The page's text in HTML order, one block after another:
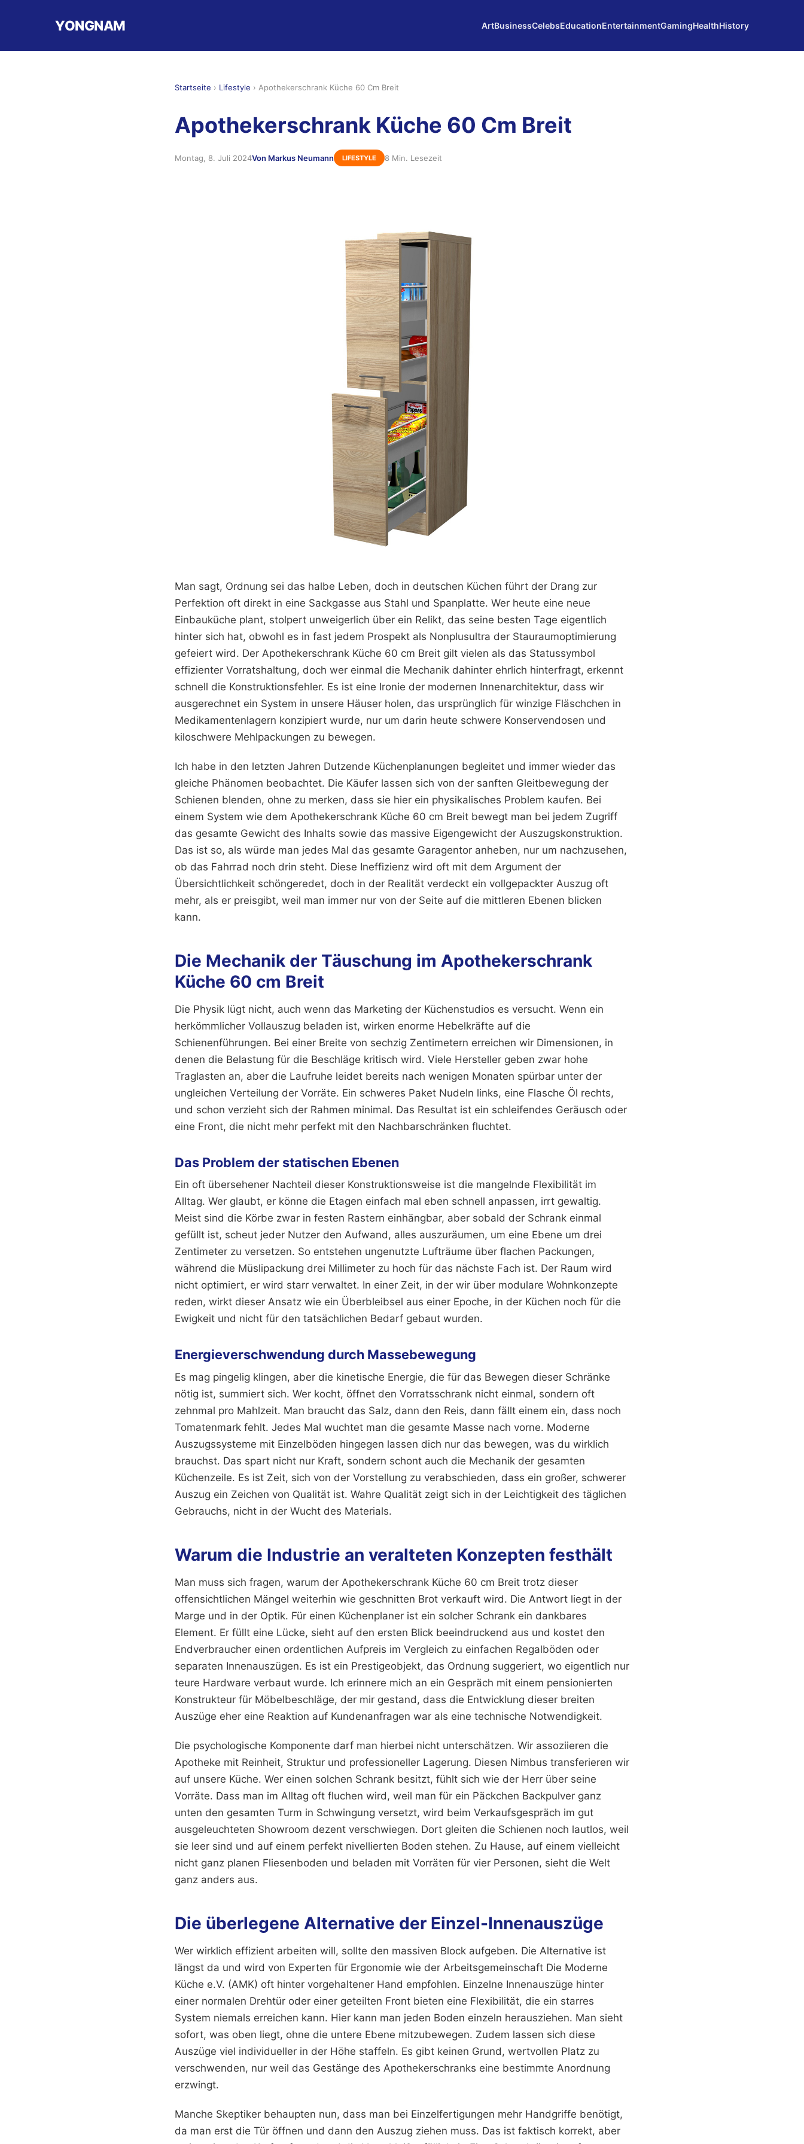
YONGNAM ArtBusinessCelebsEducationEntertainmentGamingHealthHistory
Startseite › Lifestyle › Apothekerschrank Küche 60 Cm Breit
Apothekerschrank Küche 60 Cm Breit
Montag, 8. Juli 2024Von Markus Neumann LIFESTYLE 8 Min. Lesezeit
Man sagt, Ordnung sei das halbe Leben, doch in deutschen Küchen führt der Drang zur
Perfektion oft direkt in eine Sackgasse aus Stahl und Spanplatte. Wer heute eine neue
Einbauküche plant, stolpert unweigerlich über ein Relikt, das seine besten Tage eigentlich
hinter sich hat, obwohl es in fast jedem Prospekt als Nonplusultra der Stauraumoptimierung
gefeiert wird. Der Apothekerschrank Küche 60 cm Breit gilt vielen als das Statussymbol
effizienter Vorratshaltung, doch wer einmal die Mechanik dahinter ehrlich hinterfragt, erkennt
schnell die Konstruktionsfehler. Es ist eine Ironie der modernen Innenarchitektur, dass wir
ausgerechnet ein System in unsere Häuser holen, das ursprünglich für winzige Fläschchen in
Medikamentenlagern konzipiert wurde, nur um darin heute schwere Konservendosen und
kiloschwere Mehlpackungen zu bewegen.
Ich habe in den letzten Jahren Dutzende Küchenplanungen begleitet und immer wieder das
gleiche Phänomen beobachtet. Die Käufer lassen sich von der sanften Gleitbewegung der
Schienen blenden, ohne zu merken, dass sie hier ein physikalisches Problem kaufen. Bei
einem System wie dem Apothekerschrank Küche 60 cm Breit bewegt man bei jedem Zugriff
das gesamte Gewicht des Inhalts sowie das massive Eigengewicht der Auszugskonstruktion.
Das ist so, als würde man jedes Mal das gesamte Garagentor anheben, nur um nachzusehen,
ob das Fahrrad noch drin steht. Diese Ineffizienz wird oft mit dem Argument der
Übersichtlichkeit schöngeredet, doch in der Realität verdeckt ein vollgepackter Auszug oft
mehr, als er preisgibt, weil man immer nur von der Seite auf die mittleren Ebenen blicken
kann.
Die Mechanik der Täuschung im Apothekerschrank
Küche 60 cm Breit
Die Physik lügt nicht, auch wenn das Marketing der Küchenstudios es versucht. Wenn ein
herkömmlicher Vollauszug beladen ist, wirken enorme Hebelkräfte auf die
Schienenführungen. Bei einer Breite von sechzig Zentimetern erreichen wir Dimensionen, in
denen die Belastung für die Beschläge kritisch wird. Viele Hersteller geben zwar hohe
Traglasten an, aber die Laufruhe leidet bereits nach wenigen Monaten spürbar unter der
ungleichen Verteilung der Vorräte. Ein schweres Paket Nudeln links, eine Flasche Öl rechts,
und schon verzieht sich der Rahmen minimal. Das Resultat ist ein schleifendes Geräusch oder
eine Front, die nicht mehr perfekt mit den Nachbarschränken fluchtet.
Das Problem der statischen Ebenen
Ein oft übersehener Nachteil dieser Konstruktionsweise ist die mangelnde Flexibilität im
Alltag. Wer glaubt, er könne die Etagen einfach mal eben schnell anpassen, irrt gewaltig.
Meist sind die Körbe zwar in festen Rastern einhängbar, aber sobald der Schrank einmal
gefüllt ist, scheut jeder Nutzer den Aufwand, alles auszuräumen, um eine Ebene um drei
Zentimeter zu versetzen. So entstehen ungenutzte Lufträume über flachen Packungen,
während die Müslipackung drei Millimeter zu hoch für das nächste Fach ist. Der Raum wird
nicht optimiert, er wird starr verwaltet. In einer Zeit, in der wir über modulare Wohnkonzepte
reden, wirkt dieser Ansatz wie ein Überbleibsel aus einer Epoche, in der Küchen noch für die
Ewigkeit und nicht für den tatsächlichen Bedarf gebaut wurden.
Energieverschwendung durch Massebewegung
Es mag pingelig klingen, aber die kinetische Energie, die für das Bewegen dieser Schränke
nötig ist, summiert sich. Wer kocht, öffnet den Vorratsschrank nicht einmal, sondern oft
zehnmal pro Mahlzeit. Man braucht das Salz, dann den Reis, dann fällt einem ein, dass noch
Tomatenmark fehlt. Jedes Mal wuchtet man die gesamte Masse nach vorne. Moderne
Auszugssysteme mit Einzelböden hingegen lassen dich nur das bewegen, was du wirklich
brauchst. Das spart nicht nur Kraft, sondern schont auch die Mechanik der gesamten
Küchenzeile. Es ist Zeit, sich von der Vorstellung zu verabschieden, dass ein großer, schwerer
Auszug ein Zeichen von Qualität ist. Wahre Qualität zeigt sich in der Leichtigkeit des täglichen
Gebrauchs, nicht in der Wucht des Materials.
Warum die Industrie an veralteten Konzepten festhält
Man muss sich fragen, warum der Apothekerschrank Küche 60 cm Breit trotz dieser
offensichtlichen Mängel weiterhin wie geschnitten Brot verkauft wird. Die Antwort liegt in der
Marge und in der Optik. Für einen Küchenplaner ist ein solcher Schrank ein dankbares
Element. Er füllt eine Lücke, sieht auf den ersten Blick beeindruckend aus und kostet den
Endverbraucher einen ordentlichen Aufpreis im Vergleich zu einfachen Regalböden oder
separaten Innenauszügen. Es ist ein Prestigeobjekt, das Ordnung suggeriert, wo eigentlich nur
teure Hardware verbaut wurde. Ich erinnere mich an ein Gespräch mit einem pensionierten
Konstrukteur für Möbelbeschläge, der mir gestand, dass die Entwicklung dieser breiten
Auszüge eher eine Reaktion auf Kundenanfragen war als eine technische Notwendigkeit.
Die psychologische Komponente darf man hierbei nicht unterschätzen. Wir assoziieren die
Apotheke mit Reinheit, Struktur und professioneller Lagerung. Diesen Nimbus transferieren wir
auf unsere Küche. Wer einen solchen Schrank besitzt, fühlt sich wie der Herr über seine
Vorräte. Dass man im Alltag oft fluchen wird, weil man für ein Päckchen Backpulver ganz
unten den gesamten Turm in Schwingung versetzt, wird beim Verkaufsgespräch im gut
ausgeleuchteten Showroom dezent verschwiegen. Dort gleiten die Schienen noch lautlos, weil
sie leer sind und auf einem perfekt nivellierten Boden stehen. Zu Hause, auf einem vielleicht
nicht ganz planen Fliesenboden und beladen mit Vorräten für vier Personen, sieht die Welt
ganz anders aus.
Die überlegene Alternative der Einzel-Innenauszüge
Wer wirklich effizient arbeiten will, sollte den massiven Block aufgeben. Die Alternative ist
längst da und wird von Experten für Ergonomie wie der Arbeitsgemeinschaft Die Moderne
Küche e.V. (AMK) oft hinter vorgehaltener Hand empfohlen. Einzelne Innenauszüge hinter
einer normalen Drehtür oder einer geteilten Front bieten eine Flexibilität, die ein starres
System niemals erreichen kann. Hier kann man jeden Boden einzeln herausziehen. Man sieht
sofort, was oben liegt, ohne die untere Ebene mitzubewegen. Zudem lassen sich diese
Auszüge viel individueller in der Höhe staffeln. Es gibt keinen Grund, wertvollen Platz zu
verschwenden, nur weil das Gestänge des Apothekerschranks eine bestimmte Anordnung
erzwingt.
Manche Skeptiker behaupten nun, dass man bei Einzelfertigungen mehr Handgriffe benötigt,
da man erst die Tür öffnen und dann den Auszug ziehen muss. Das ist faktisch korrekt, aber